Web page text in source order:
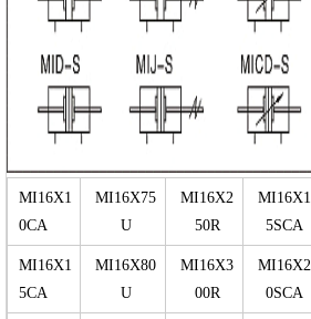
MI16X1
0CA
MI16X75
U
MI16X2
50R
MI16X1
5SCA
MI16X1
5CA
MI16X80
U
MI16X3
00R
MI16X2
0SCA